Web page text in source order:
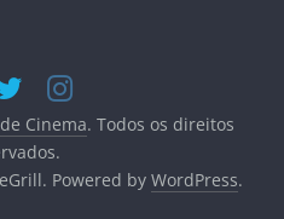
Cinema. Todos os direitos
Powered by WordPress.